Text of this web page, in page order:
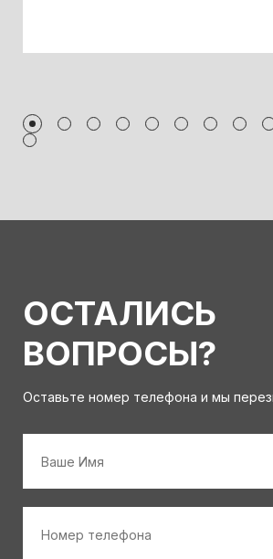
ОСТАЛИСЬ
ВОПРОСЫ?
Оставьте номер телефона и мы
телефона